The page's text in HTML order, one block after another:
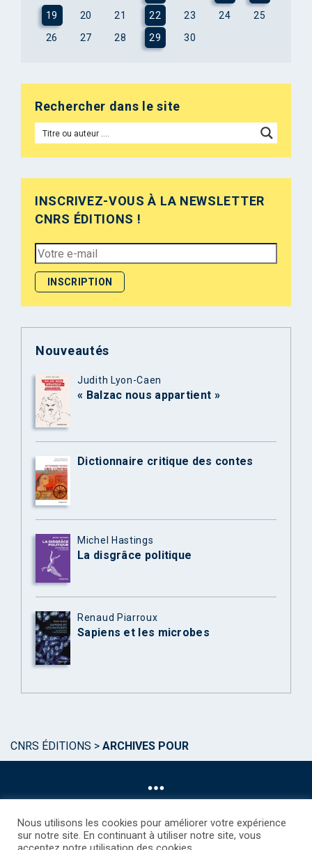
19
20 21 22 23 24
25
26
27 28 29 30
Rechercher dans le site
INSCRIVEZ-VOUS À LA NEWSLETTER
CNRS ÉDITIONS !
Nouveautés
Judith Lyon-Caen
« Balzac nous appartient »
Dictionnaire critique des contes
Michel Hastings
La disgrâce politique
Renaud Piarroux
Sapiens et les microbes
CNRS ÉDITIONS > ARCHIVES POUR
Nous utilisons les cookies pour améliorer votre expérience
sur notre site. En continuant à utiliser notre site, vous